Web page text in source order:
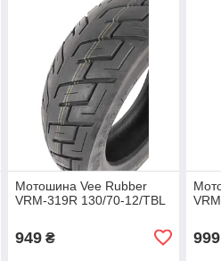
Мотошина Vee Rubber
VRM-319R 130/70-12/TBL
949₴ 999